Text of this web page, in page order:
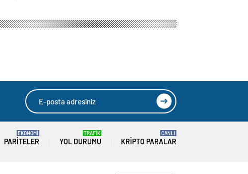
PARITELER
EKONOMİ
YOL DURUMU
TRAFİK
KRIPTO PARALAR
CANLI